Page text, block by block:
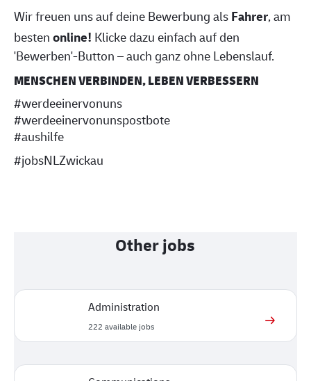
Wir freuen uns auf deine Bewerbung alsFahrer, am
bestenonline! Klicke dazu einfach auf den
'Bewerben'-Button – auch ganz ohne Lebenslauf.
MENSCHEN VERBINDEN, LEBEN VERBESSERN
#werdeeinervonuns
#werdeeinervonunspostbote
#aushilfe
#jobsNLZwickau
Other jobs
Administration
222 available jobs